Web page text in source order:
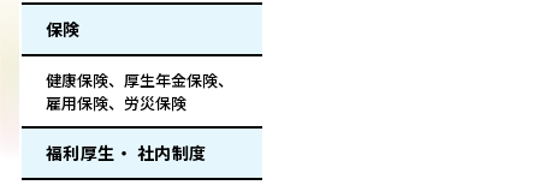
保険
健康保険、厚生年金保険、
雇用保険、労災保険
福利厚生・ 社内制度